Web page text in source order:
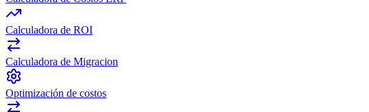
Calculadora de ROI
Calculadora de Migracion
Optimización de costos